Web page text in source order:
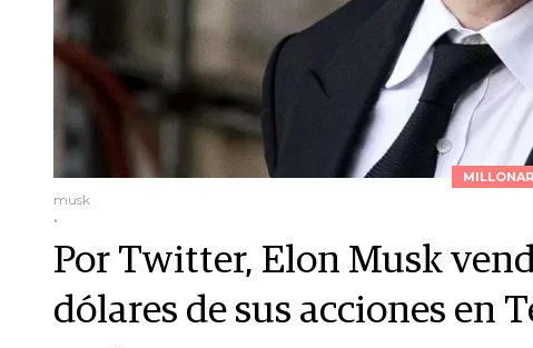
musk
.
Por Twitter, Elon Musk
dólares de sus acciones en